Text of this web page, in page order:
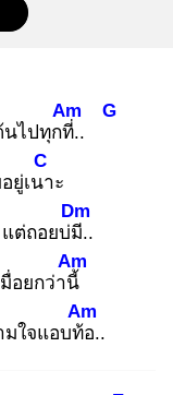
ไปทุกที่.
Am
.
G
ยู่เนา
C
ะ
ต่ถอยบ่มี.
Dm
.
มื่อยกว่านี้
Am
มใจแอบท้อ
Am
..